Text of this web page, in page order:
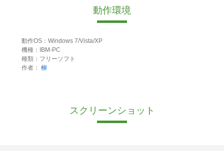
動作環境
動作OS：Windows 7/Vista/XP
機種：IBM-PC
種類：フリーソフト
作者： 柳
スクリーンショット